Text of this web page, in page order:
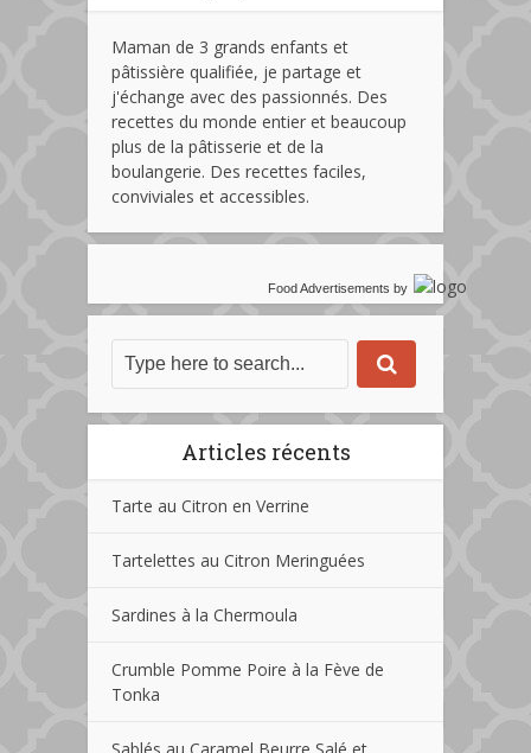
Maman de 3 grands enfants et
pâtissière qualifiée, je partage et
j'échange avec des passionnés. Des
recettes du monde entier et beaucoup
plus de la pâtisserie et de la
boulangerie. Des recettes faciles,
conviviales et accessibles.
Food Advertisements by
Articles récents
Tarte au Citron en Verrine
Tartelettes au Citron Meringuées
Sardines à la Chermoula
Crumble Pomme Poire à la Fève de
Tonka